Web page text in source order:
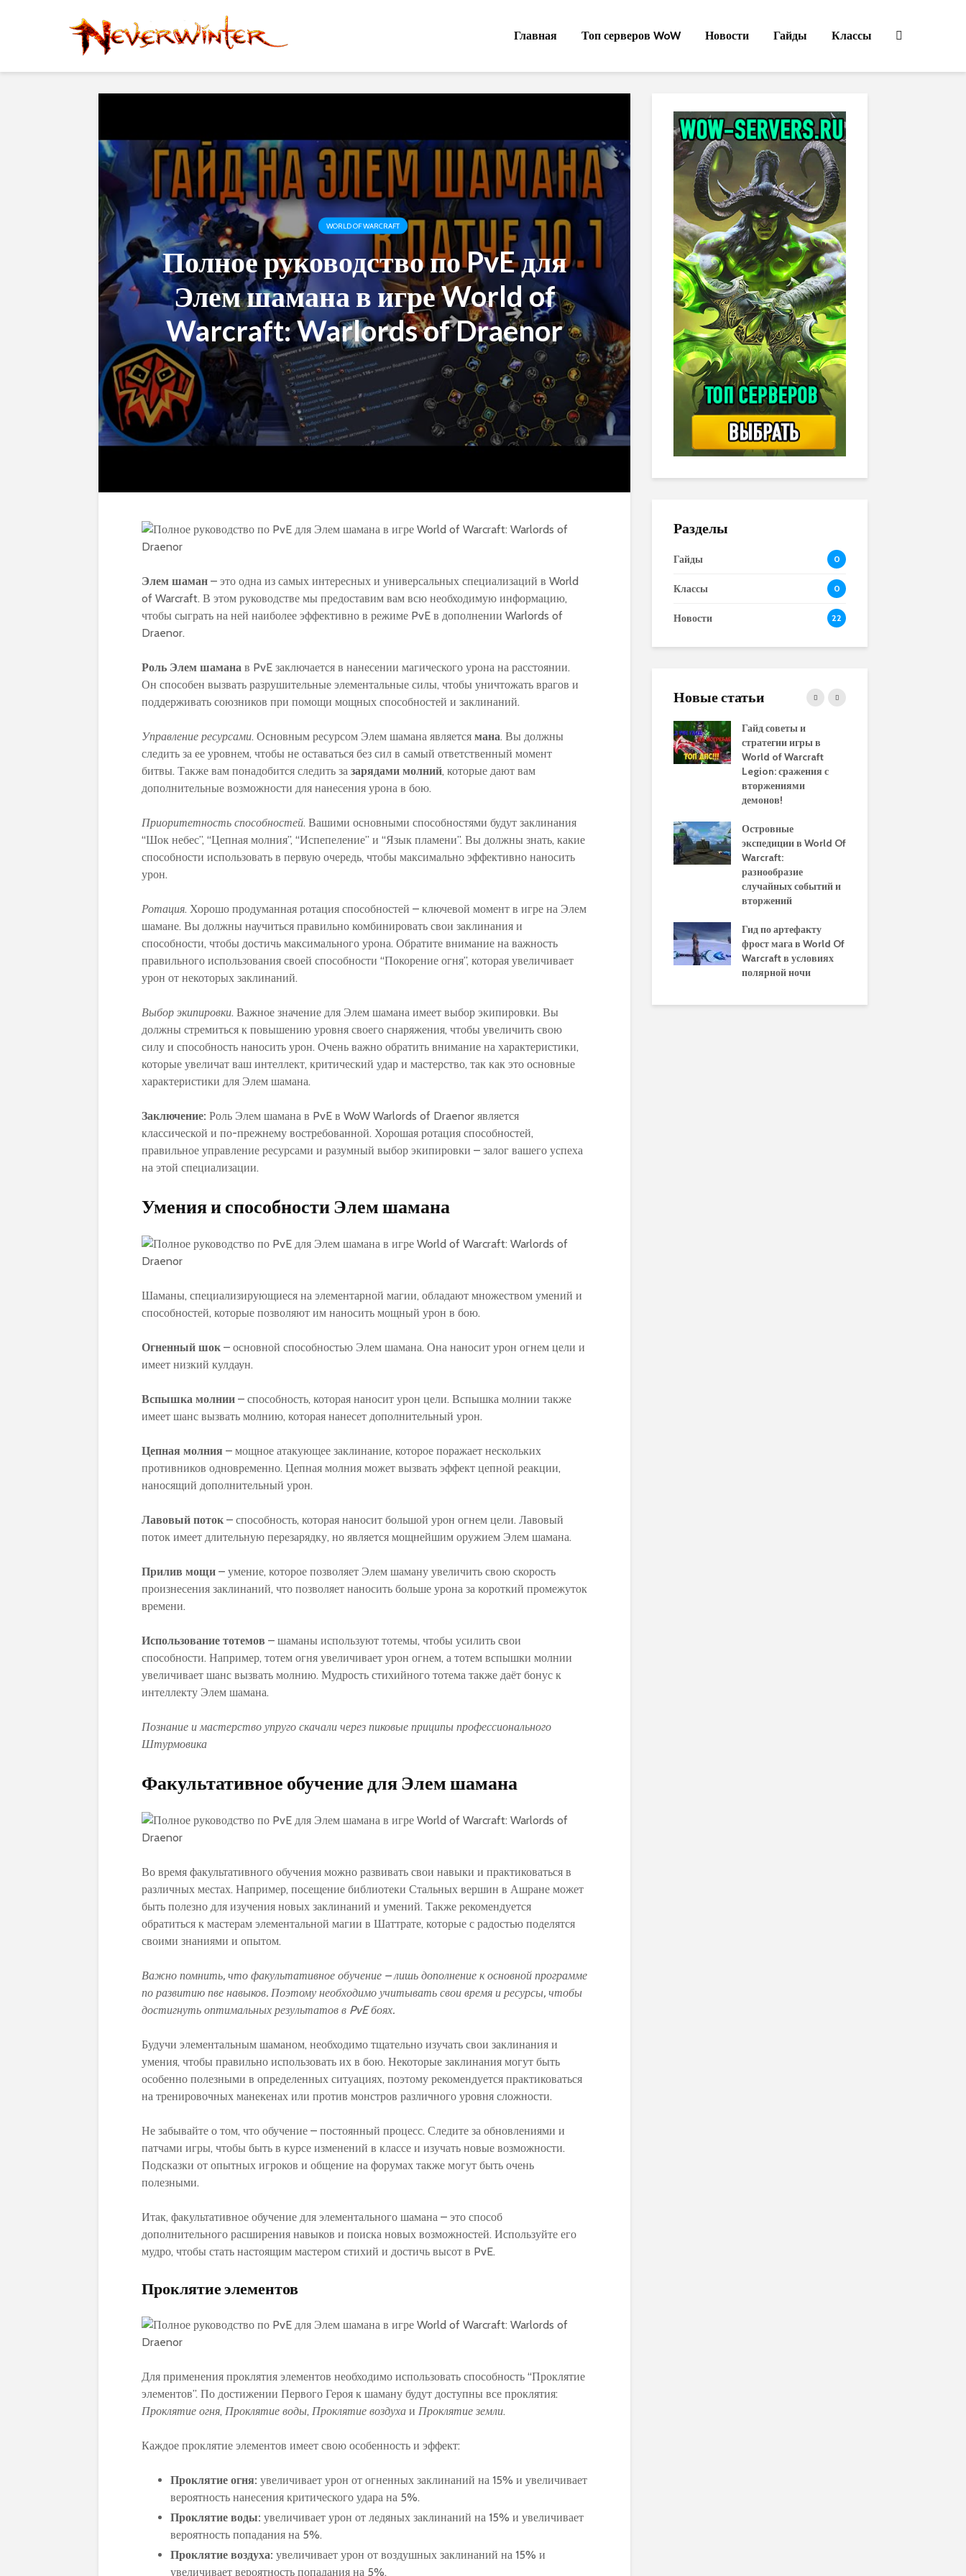
Главная Топ серверов WoW Новости Гайды Классы
WORLD OF WARCRAFT
Полное руководство по PvE для
Элем шамана в игре World of
Warcraft: Warlords of Draenor
Элем шаман – это одна из самых интересных и универсальных специализаций в World
of Warcraft. В этом руководстве мы предоставим вам всю необходимую информацию,
чтобы сыграть на ней наиболее эффективно в режиме PvE в дополнении Warlords of
Draenor.
Роль Элем шамана в PvE заключается в нанесении магического урона на расстоянии.
Он способен вызвать разрушительные элементальные силы, чтобы уничтожать врагов и
поддерживать союзников при помощи мощных способностей и заклинаний.
Управление ресурсами. Основным ресурсом Элем шамана является мана. Вы должны
следить за ее уровнем, чтобы не оставаться без сил в самый ответственный момент
битвы. Также вам понадобится следить за зарядами молний, которые дают вам
дополнительные возможности для нанесения урона в бою.
Приоритетность способностей. Вашими основными способностями будут заклинания
“Шок небес”, “Цепная молния”, “Испепеление” и “Язык пламени”. Вы должны знать, какие
способности использовать в первую очередь, чтобы максимально эффективно наносить
урон.
Ротация. Хорошо продуманная ротация способностей – ключевой момент в игре на Элем
шамане. Вы должны научиться правильно комбинировать свои заклинания и
способности, чтобы достичь максимального урона. Обратите внимание на важность
правильного использования своей способности “Покорение огня”, которая увеличивает
урон от некоторых заклинаний.
Выбор экипировки. Важное значение для Элем шамана имеет выбор экипировки. Вы
должны стремиться к повышению уровня своего снаряжения, чтобы увеличить свою
силу и способность наносить урон. Очень важно обратить внимание на характеристики,
которые увеличат ваш интеллект, критический удар и мастерство, так как это основные
характеристики для Элем шамана.
Заключение: Роль Элем шамана в PvE в WoW Warlords of Draenor является
классической и по-прежнему востребованной. Хорошая ротация способностей,
правильное управление ресурсами и разумный выбор экипировки – залог вашего успеха
на этой специализации.
Умения и способности Элем шамана
Шаманы, специализирующиеся на элементарной магии, обладают множеством умений и
способностей, которые позволяют им наносить мощный урон в бою.
Огненный шок – основной способностью Элем шамана. Она наносит урон огнем цели и
имеет низкий кулдаун.
Вспышка молнии – способность, которая наносит урон цели. Вспышка молнии также
имеет шанс вызвать молнию, которая нанесет дополнительный урон.
Цепная молния – мощное атакующее заклинание, которое поражает нескольких
противников одновременно. Цепная молния может вызвать эффект цепной реакции,
наносящий дополнительный урон.
Лавовый поток – способность, которая наносит большой урон огнем цели. Лавовый
поток имеет длительную перезарядку, но является мощнейшим оружием Элем шамана.
Прилив мощи – умение, которое позволяет Элем шаману увеличить свою скорость
произнесения заклинаний, что позволяет наносить больше урона за короткий промежуток
времени.
Использование тотемов – шаманы используют тотемы, чтобы усилить свои
способности. Например, тотем огня увеличивает урон огнем, а тотем вспышки молнии
увеличивает шанс вызвать молнию. Мудрость стихийного тотема также даёт бонус к
интеллекту Элем шамана.
Познание и мастерство упруго скачали через пиковые приципы профессионального
Штурмовика
Факультативное обучение для Элем шамана
Во время факультативного обучения можно развивать свои навыки и практиковаться в
различных местах. Например, посещение библиотеки Стальных вершин в Ашране может
быть полезно для изучения новых заклинаний и умений. Также рекомендуется
обратиться к мастерам элементальной магии в Шаттрате, которые с радостью поделятся
своими знаниями и опытом.
Важно помнить, что факультативное обучение – лишь дополнение к основной программе
по развитию пве навыков. Поэтому необходимо учитывать свои время и ресурсы, чтобы
достигнуть оптимальных результатов в PvE боях.
Будучи элементальным шаманом, необходимо тщательно изучать свои заклинания и
умения, чтобы правильно использовать их в бою. Некоторые заклинания могут быть
особенно полезными в определенных ситуациях, поэтому рекомендуется практиковаться
на тренировочных манекенах или против монстров различного уровня сложности.
Не забывайте о том, что обучение – постоянный процесс. Следите за обновлениями и
патчами игры, чтобы быть в курсе изменений в классе и изучать новые возможности.
Подсказки от опытных игроков и общение на форумах также могут быть очень
полезными.
Итак, факультативное обучение для элементального шамана – это способ
дополнительного расширения навыков и поиска новых возможностей. Используйте его
мудро, чтобы стать настоящим мастером стихий и достичь высот в PvE.
Проклятие элементов
Для применения проклятия элементов необходимо использовать способность “Проклятие
элементов”. По достижении Первого Героя к шаману будут доступны все проклятия:
Проклятие огня, Проклятие воды, Проклятие воздуха и Проклятие земли.
Каждое проклятие элементов имеет свою особенность и эффект:
Проклятие огня: увеличивает урон от огненных заклинаний на 15% и увеличивает
вероятность нанесения критического удара на 5%.
Проклятие воды: увеличивает урон от ледяных заклинаний на 15% и увеличивает
вероятность попадания на 5%.
Проклятие воздуха: увеличивает урон от воздушных заклинаний на 15% и
увеличивает вероятность попадания на 5%.
Разделы
Гайды 0
Классы 0
Новости 22
Новые статьи
в World of Warcraft:
стратегии и тактики
Обновленное
макросов для воина в
World of Warcraft:
выбор лучших команд
Путеводитель по
перемещению по
Азероту: как
передвигаться в игре
экипировку на 110
уровне в World Of
Warcraft Legion:
Руководство по
охотников в World of
Гайд советы и
стратегии игры в
World of Warcraft
Legion: сражения с
вторжениями
демонов!
Островные
экспедиции в World Of
Warcraft:
разнообразие
случайных событий и
вторжений
Гид по артефакту
фрост мага в World Of
Warcraft в условиях
полярной ночи